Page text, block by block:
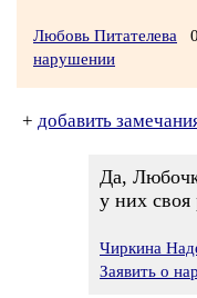
Любовь Питателева
нарушении
+ добавить
Да,
у них своя
Чиркина
Заявить о